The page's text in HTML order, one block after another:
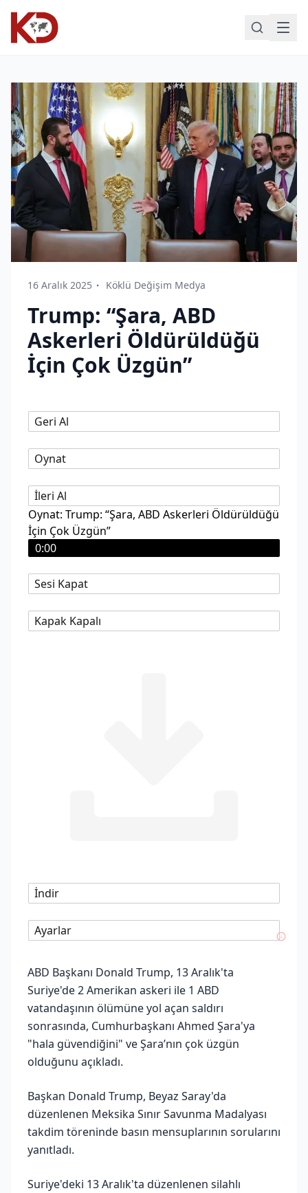
16 Aralık 2025 Köklü Değişim Medya
Trump: “Şara, ABD
Askerleri Öldürüldüğü
İçin Çok Üzgün”
Geri Al
Oynat
İleri Al
Oynat: Trump: “Şara, ABD Askerleri Öldürüldüğü
İçin Çok Üzgün”
0:00
Sesi Kapat
Kapak Kapalı
İndir
Ayarlar
ABD Başkanı Donald Trump, 13 Aralık'ta
Suriye'de 2 Amerikan askeri ile 1 ABD
vatandaşının ölümüne yol açan saldırı
sonrasında, Cumhurbaşkanı Ahmed Şara'ya
"hala güvendiğini" ve Şara’nın çok üzgün
olduğunu açıkladı.
Başkan Donald Trump, Beyaz Saray'da
düzenlenen Meksika Sınır Savunma Madalyası
takdim töreninde basın mensuplarının sorularını
yanıtladı.
Suriye'deki 13 Aralık'ta düzenlenen silahlı